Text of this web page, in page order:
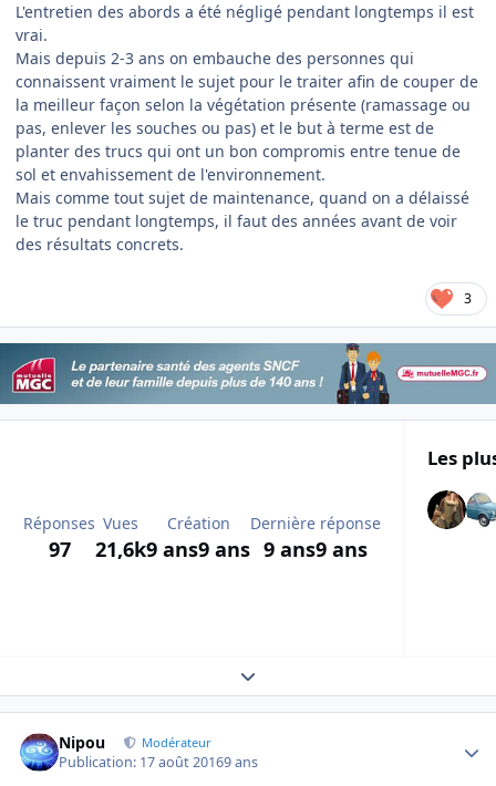
L'entretien des abords a été négligé pendant longtemps il est
vrai.
Mais depuis 2-3 ans on embauche des personnes qui
connaissent vraiment le sujet pour le traiter afin de couper de
la meilleur façon selon la végétation présente (ramassage ou
pas, enlever les souches ou pas) et le but à terme est de
planter des trucs qui ont un bon compromis entre tenue de
sol et envahissement de l'environnement.
Mais comme tout sujet de maintenance, quand on a délaissé
le truc pendant longtemps, il faut des années avant de voir
des résultats concrets.
3
Réponses
97
Vues
21,6k
Création
9 ans9 ans
Dernière réponse
9 ans9 ans
Les
Expand topic overview
Nipou Modérateur
Publication: 17 août 20169 ans